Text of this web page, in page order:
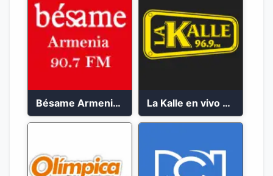
Bésame Armenia en vivo 2023 La Kalle en vivo 2023